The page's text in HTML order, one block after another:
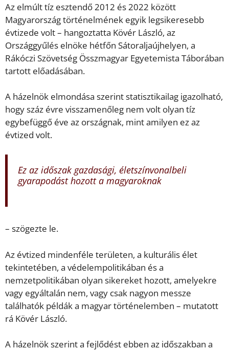
Az elmúlt tíz esztendő 2012 és 2022 között
Magyarország történelmének egyik legsikeresebb
évtizede volt – hangoztatta Kövér László, az
Országgyűlés elnöke hétfőn Sátoraljaújhelyen, a
Rákóczi Szövetség Összmagyar Egyetemista Táborában
tartott előadásában.
A házelnök elmondása szerint statisztikailag igazolható,
hogy száz évre visszamenőleg nem volt olyan tíz
egybefüggő éve az országnak, mint amilyen ez az
évtized volt.
Ez az időszak gazdasági, életszínvonalbeli
gyarapodást hozott a magyaroknak
– szögezte le.
Az évtized mindenféle területen, a kulturális élet
tekintetében, a védelempolitikában és a
nemzetpolitikában olyan sikereket hozott, amelyekre
vagy egyáltalán nem, vagy csak nagyon messze
találhatók példák a magyar történelemben – mutatott
rá Kövér László.
A házelnök szerint a fejlődést ebben az időszakban a